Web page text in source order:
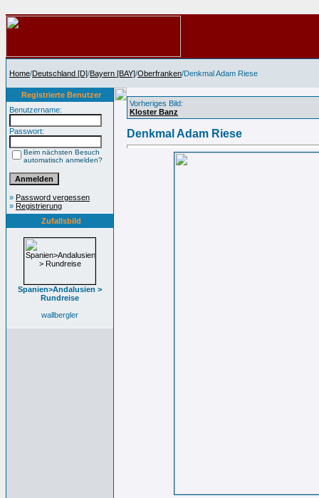
Home/Deutschland [D]/Bayern [BAY]/Oberfranken/Denkmal Adam Riese
Registrierte Benutzer
Benutzername:
Passwort:
Beim nächsten Besuch
automatisch anmelden?
» Password vergessen
» Registrierung
Zufallsbild
Spanien>Andalusien >
Rundreise
wallbergler
Vorheriges Bild:
Kloster Banz
Denkmal Adam Riese